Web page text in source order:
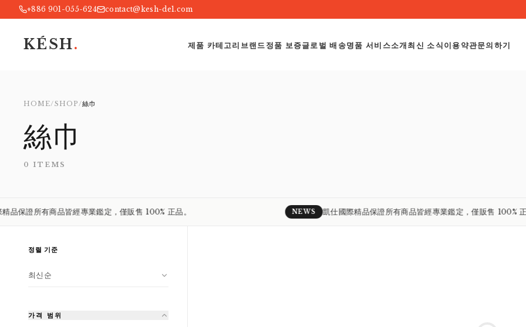
+886 901-055-624 contact@kesh-de1.com
KÉSH. 제품 카테고리 브랜드정품 보증글로벌 배송명품 서비스소개최신 소식이용약관문의하기
Taichung, Taiwan
Exquisite Detail
NEW WORK STYLE
HOME/SHOP/絲巾
絲巾
0 ITEMS
證所有商品皆經專業鑑定，僅販售 100% 正品。 NEWS 凱仕國際精品保證所有商品皆經專業鑑定，僅販售 100% 正品。
정렬 기준
최신순
가격 범위